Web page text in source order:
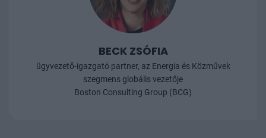
BECK ZSÓFIA
ügyvezető-igazgató partner, az Energia és Közművek
szegmens globális vezetője
Boston Consulting Group (BCG)